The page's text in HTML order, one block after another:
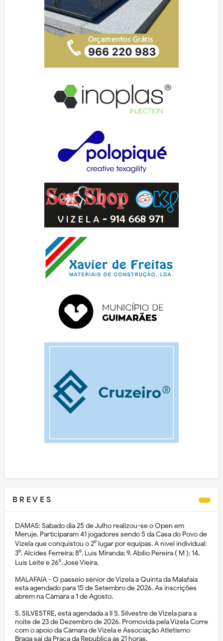
B R E V E S
DAMAS: Sábado dia 25 de Julho realizou-se o Open em
Meruje. Participaram 41 jogadores sendo 5 da Casa do Povo de
Vizela que conquistou o 2⁰ lugar por equipas. A nível individual:
3⁰. Alcides Ferreira; 8⁰. Luís Miranda; 9. Abílio Pereira ( M ); 14.
Luís Leite e 26⁰. José Vieira.
MALAFAIA - O passeio sénior de Vizela à Quinta da Malafaia
está agendado para 15 de Setembro de 2026. As inscrições
abrem na Câmara a 1 de Agosto.
S. SILVESTRE, está agendada a II S. Silvestre de Vizela para a
noite de 23 de Dezembro de 2026. Promovida pela Vizela Corre
com o apoio da Câmara de Vizela e Associação Atletismo
Braga sai da Praça da República às 21 horas.